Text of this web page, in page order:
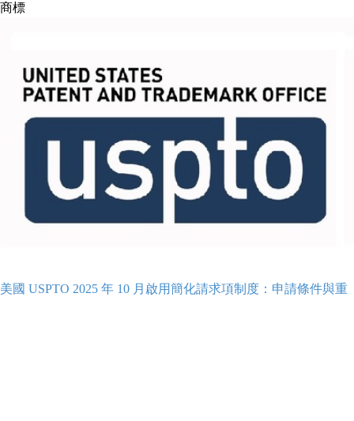
商標
美國 USPTO 2025 年 10 月啟用簡化請求項制度：申請條件與重